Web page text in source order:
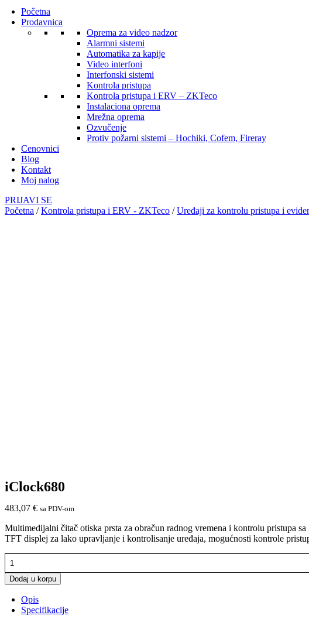
Početna
Prodavnica
Oprema za video nadzor
Alarmni sistemi
Automatika za kapije
Video interfoni
Interfonski sistemi
Kontrola pristupa
Kontrola pristupa i ERV – ZKTeco
Instalaciona oprema
Mrežna oprema
Ozvučenje
Protiv požarni sistemi – Hochiki, Cofem, Fireray
Cenovnici
Blog
Kontakt
Moj nalog
PRIJAVI SE
Početna /Kontrola pristupa i ERV - ZKTeco /Uređaji za kontrolu pristupa i
iClock680
483,07 € sa PDV-om
Multimedijalni čitač otiska prsta za obračun radnog vremena i kontrolu pristupa
TFT displej za lako upravljanje i kontrolisanje uređaja, mogućnosti kontrole
iClock680
količina
Dodaj u korpu
Opis
Specifikacije